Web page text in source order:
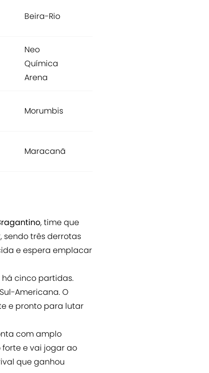
Beira-Rio
Neo
Química
Arena
Morumbis
Maracanã
, time que
sendo três derrotas
e espera emplacar
cinco partidas.
Americana. O
e pronto para lutar
com amplo
forte e vai jogar ao
que ganhou